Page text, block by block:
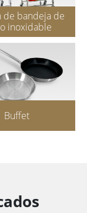
de bandeja de
inoxidable
Buffet